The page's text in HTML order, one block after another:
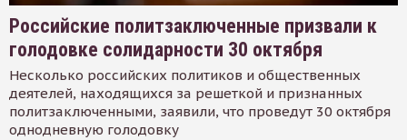
Российские политзаключенные призвали к
голодовке солидарности 30 октября
Несколько российских политиков и общественных
деятелей, находящихся за решеткой и признанных
политзаключенными, заявили, что проведут 30 октября
однодневную голодовку